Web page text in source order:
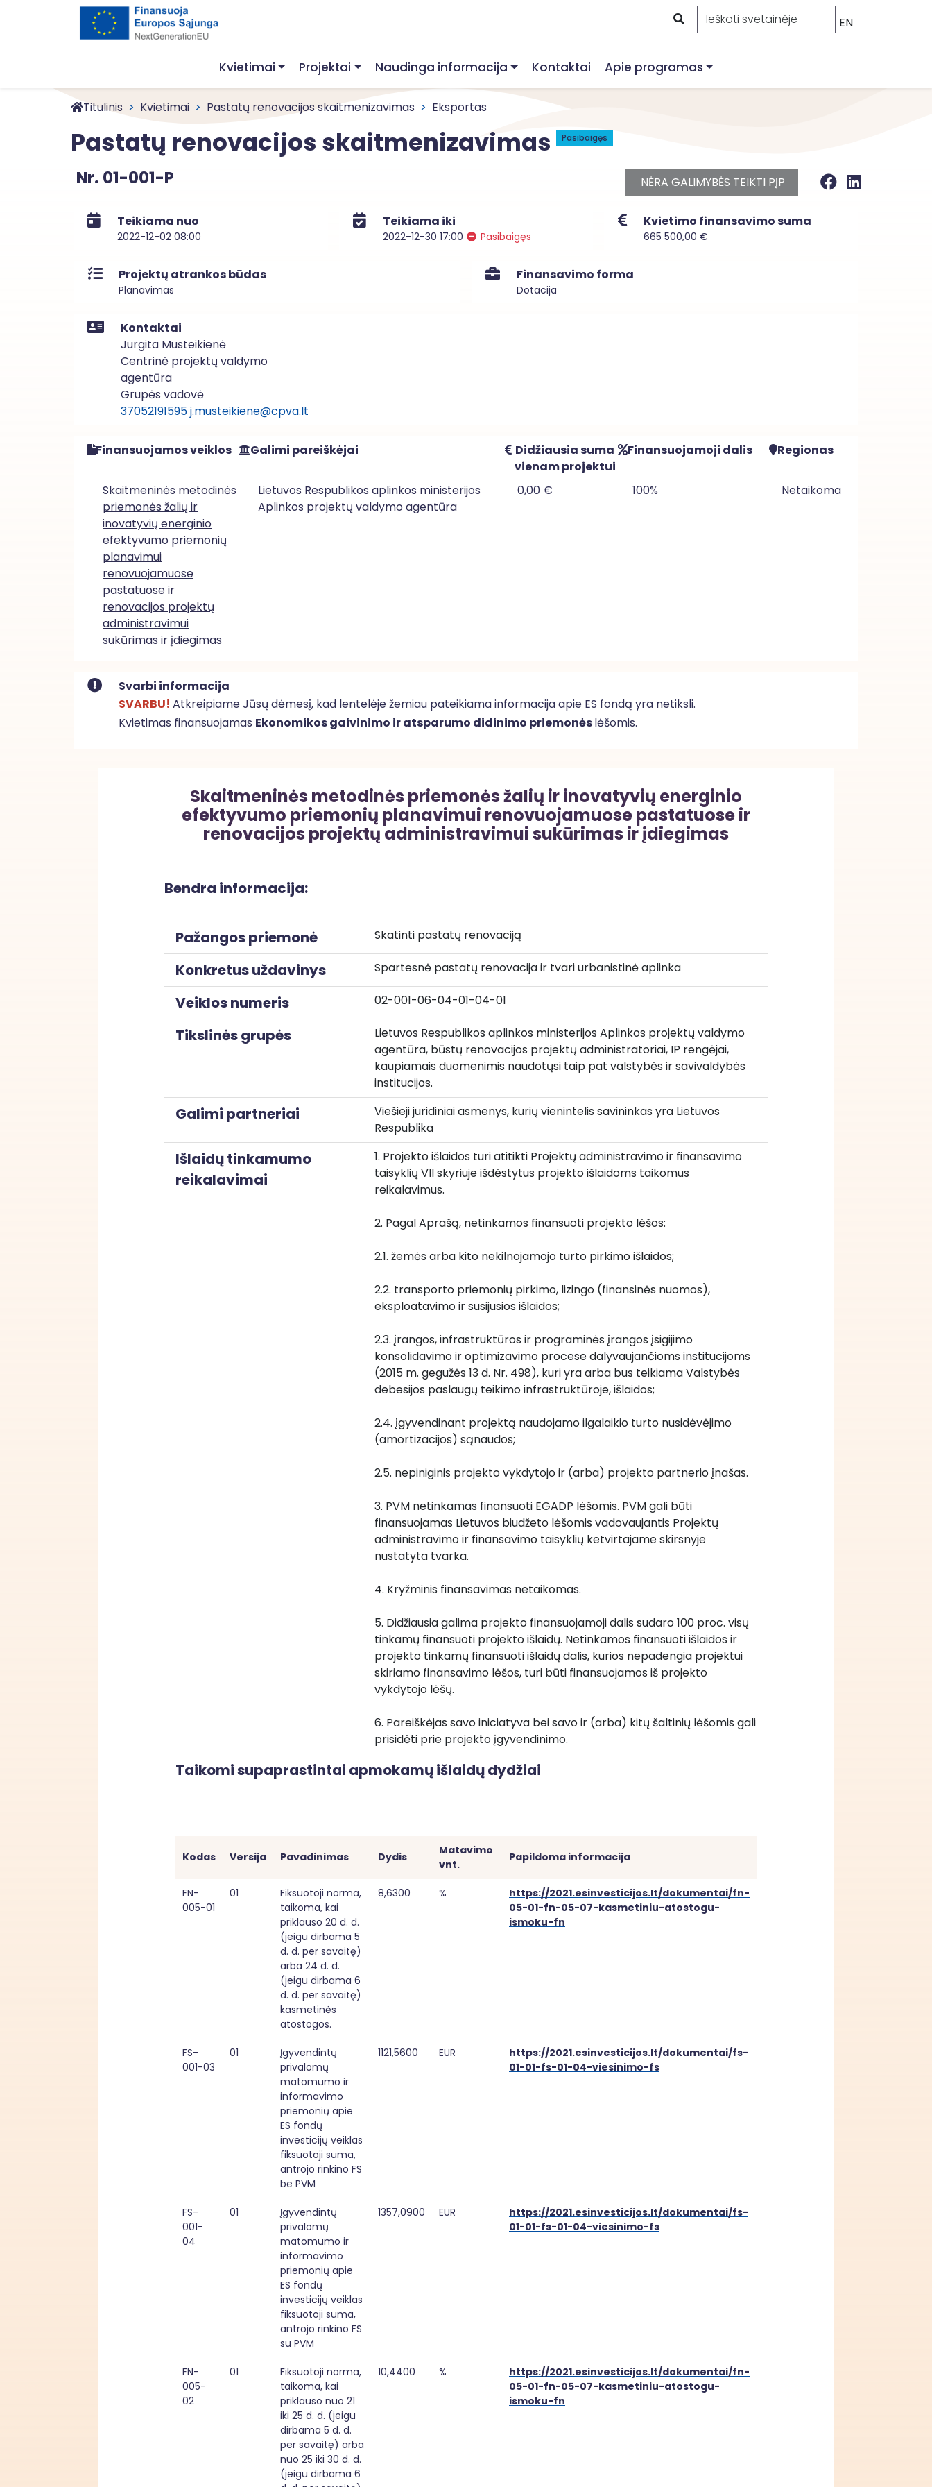
EN
Kvietimai Projektai Naudinga informacija Kontaktai Apie programas
Titulinis Kvietimai Pastatų renovacijos skaitmenizavimas Eksportas
Pastatų renovacijos skaitmenizavimas Pasibaigęs
Nr. 01-001-P NĖRA GALIMYBĖS TEIKTI PĮP
Teikiama nuo
2022-12-02 08:00
Teikiama iki
2022-12-30 17:00 Pasibaigęs
Kvietimo finansavimo suma
665 500,00 €
Projektų atrankos būdas
Planavimas
Finansavimo forma
Dotacija
Kontaktai
Jurgita Musteikienė
Centrinė projektų valdymo
agentūra
Grupės vadovė
37052191595j.musteikiene@cpva.lt
Finansuojamos veiklos Galimi pareiškėjai
Didžiausia suma
vienam projektui
Finansuojamoji dalis Regionas
Skaitmeninės metodinės
priemonės žalių ir
inovatyvių energinio
efektyvumo priemonių
planavimui
renovuojamuose
pastatuose ir
renovacijos projektų
administravimui
sukūrimas ir įdiegimas
Lietuvos Respublikos aplinkos ministerijos
Aplinkos projektų valdymo agentūra
0,00 € 100% Netaikoma
Svarbi informacija
SVARBU! Atkreipiame Jūsų dėmesį, kad lentelėje žemiau pateikiama informacija apie ES fondą yra netiksli.
Kvietimas finansuojamas Ekonomikos gaivinimo ir atsparumo didinimo priemonėslėšomis.
Skaitmeninės metodinės priemonės žalių ir inovatyvių energinio
efektyvumo priemonių planavimui renovuojamuose pastatuose ir
renovacijos projektų administravimui sukūrimas ir įdiegimas
Bendra informacija:
Pažangos priemonė Skatinti pastatų renovaciją
Konkretus uždavinys Spartesnė pastatų renovacija ir tvari urbanistinė aplinka
Veiklos numeris 02-001-06-04-01-04-01
Tikslinės grupės
Lietuvos Respublikos aplinkos ministerijos Aplinkos projektų valdymo
agentūra, būstų renovacijos projektų administratoriai, IP rengėjai,
kaupiamais duomenimis naudotųsi taip pat valstybės ir savivaldybės
institucijos.
Galimi partneriai
Viešieji juridiniai asmenys, kurių vienintelis savininkas yra Lietuvos
Respublika
Išlaidų tinkamumo
reikalavimai
1. Projekto išlaidos turi atitikti Projektų administravimo ir finansavimo
taisyklių VII skyriuje išdėstytus projekto išlaidoms taikomus
reikalavimus.
2. Pagal Aprašą, netinkamos finansuoti projekto lėšos:
2.1. žemės arba kito nekilnojamojo turto pirkimo išlaidos;
2.2. transporto priemonių pirkimo, lizingo (finansinės nuomos),
eksploatavimo ir susijusios išlaidos;
2.3. įrangos, infrastruktūros ir programinės įrangos įsigijimo
konsolidavimo ir optimizavimo procese dalyvaujančioms institucijoms
(2015 m. gegužės 13 d. Nr. 498), kuri yra arba bus teikiama Valstybės
debesijos paslaugų teikimo infrastruktūroje, išlaidos;
2.4. įgyvendinant projektą naudojamo ilgalaikio turto nusidėvėjimo
(amortizacijos) sąnaudos;
2.5. nepiniginis projekto vykdytojo ir (arba) projekto partnerio įnašas.
3. PVM netinkamas finansuoti EGADP lėšomis. PVM gali būti
finansuojamas Lietuvos biudžeto lėšomis vadovaujantis Projektų
administravimo ir finansavimo taisyklių ketvirtajame skirsnyje
nustatyta tvarka.
4. Kryžminis finansavimas netaikomas.
5. Didžiausia galima projekto finansuojamoji dalis sudaro 100 proc. visų
tinkamų finansuoti projekto išlaidų. Netinkamos finansuoti išlaidos ir
projekto tinkamų finansuoti išlaidų dalis, kurios nepadengia projektui
skiriamo finansavimo lėšos, turi būti finansuojamos iš projekto
vykdytojo lėšų.
6. Pareiškėjas savo iniciatyva bei savo ir (arba) kitų šaltinių lėšomis gali
prisidėti prie projekto įgyvendinimo.
Taikomi supaprastintai apmokamų išlaidų dydžiai
Kodas Versija Pavadinimas Dydis
Matavimo
vnt.
Papildoma informacija
FN-
005-01
01
Fiksuotoji norma,
taikoma, kai
priklauso 20 d. d.
(jeigu dirbama 5
d. d. per savaitę)
arba 24 d. d.
(jeigu dirbama 6
d. d. per savaitę)
kasmetinės
atostogos.
8,6300 %
https://2021.esinvesticijos.lt/dokumentai/fn-
05-01-fn-05-07-kasmetiniu-atostogu-
ismoku-fn
FS-
001-03
01
Įgyvendintų
privalomų
matomumo ir
informavimo
priemonių apie
ES fondų
investicijų veiklas
fiksuotoji suma,
antrojo rinkino FS
be PVM
1121,5600 EUR
https://2021.esinvesticijos.lt/dokumentai/fs-
01-01-fs-01-04-viesinimo-fs
FS-
001-
04
01
Įgyvendintų
privalomų
matomumo ir
informavimo
priemonių apie
ES fondų
investicijų veiklas
fiksuotoji suma,
antrojo rinkino FS
su PVM
1357,0900 EUR
https://2021.esinvesticijos.lt/dokumentai/fs-
01-01-fs-01-04-viesinimo-fs
FN-
005-
02
01
Fiksuotoji norma,
taikoma, kai
priklauso nuo 21
iki 25 d. d. (jeigu
dirbama 5 d. d.
per savaitę) arba
nuo 25 iki 30 d. d.
(jeigu dirbama 6
10,4400 %
https://2021.esinvesticijos.lt/dokumentai/fn-
05-01-fn-05-07-kasmetiniu-atostogu-
ismoku-fn